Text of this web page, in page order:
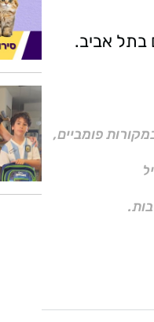
בתל אביב.
פומביים,